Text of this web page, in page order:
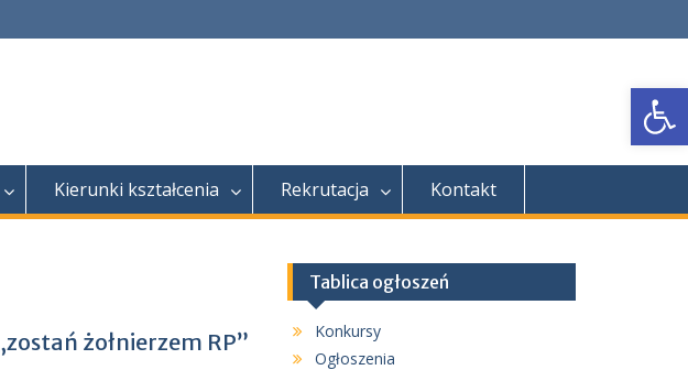
Kierunki kształcenia Rekrutacja Kontakt
żołnierzem RP”
Tablica ogłoszeń
Konkursy
Ogłoszenia